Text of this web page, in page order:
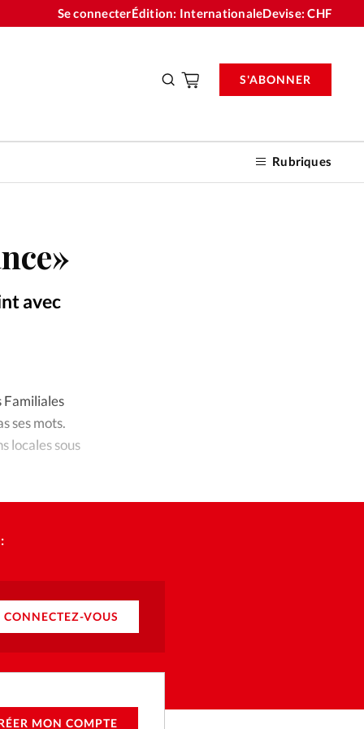
Se connecterÉdition: InternationaleDevise:CHF
Rubriques
S'ABONNER
d'adresse
avec
Familiales
ses mots.
locales sous
CONNECTEZ-VOUS
MON COMPTE